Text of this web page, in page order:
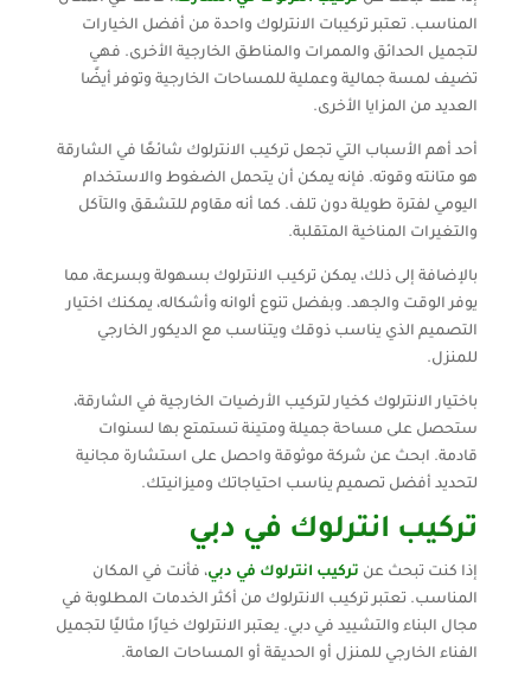
المناسب. تعتبر تركيبات الانترلوك واحدة من أفضل الخيارات
لتجميل الحدائق والممرات والمناطق الخارجية الأخرى. فهي
تضيف لمسة جمالية وعملية للمساحات الخارجية وتوفر أيضًا
العديد من المزايا الأخرى.
أحد أهم الأسباب التي تجعل تركيب الانترلوك شائعًا في الشارقة
هو متانته وقوته. فإنه يمكن أن يتحمل الضغوط والاستخدام
اليومي لفترة طويلة دون تلف. كما أنه مقاوم للتشقق والتآكل
والتغيرات المناخية المتقلبة.
بالإضافة إلى ذلك، يمكن تركيب الانترلوك بسهولة وبسرعة، مما
يوفر الوقت والجهد. وبفضل تنوع ألوانه وأشكاله، يمكنك اختيار
التصميم الذي يناسب ذوقك ويتناسب مع الديكور الخارجي
للمنزل.
باختيار الانترلوك كخيار لتركيب الأرضيات الخارجية في الشارقة،
ستحصل على مساحة جميلة ومتينة تستمتع بها لسنوات
قادمة. ابحث عن شركة موثوقة واحصل على استشارة مجانية
لتحديد أفضل تصميم يناسب احتياجاتك وميزانيتك.
تركيب انترلوك في دبي
إذا كنت تبحث عن تركيب انترلوك في دبي، فأنت في المكان
المناسب. تعتبر تركيب الانترلوك من أكثر الخدمات المطلوبة في
مجال البناء والتشييد في دبي. يعتبر الانترلوك خيارًا مثاليًا لتجميل
الفناء الخارجي للمنزل أو الحديقة أو المساحات العامة.